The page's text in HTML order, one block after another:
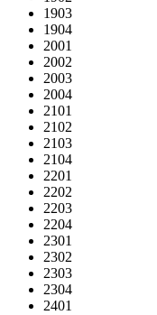
1903
1904
2001
2002
2003
2004
2101
2102
2103
2104
2201
2202
2203
2204
2301
2302
2303
2304
2401